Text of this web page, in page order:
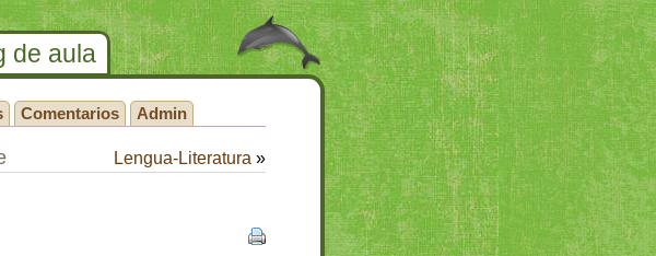
de aula
Comentarios Admin
Lengua-Literatura »